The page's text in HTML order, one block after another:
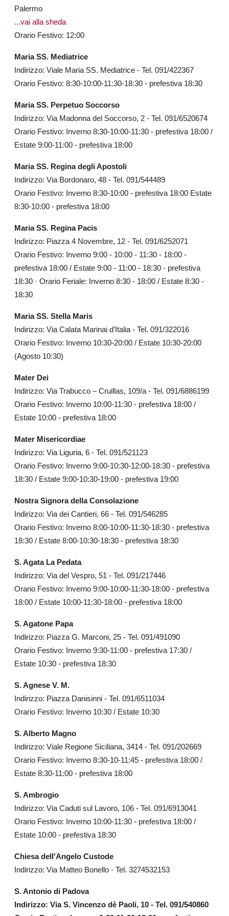
Palermo
...vai alla sheda
Orario Festivo: 12:00
Maria SS. Mediatrice
Indirizzo: Viale Maria SS. Mediatrice - Tel. 091/422367
Orario Festivo: 8:30-10:00-11:30-18:30 - prefestiva 18:30
Maria SS. Perpetuo Soccorso
Indirizzo: Via Madonna del Soccorso, 2 - Tel. 091/6520674
Orario Festivo: Inverno 8:30-10:00-11:30 - prefestiva 18:00 /
Estate 9:00-11:00 - prefestiva 18:00
Maria SS. Regina degli Apostoli
Indirizzo: Via Bordonaro, 48 - Tel. 091/544489
Orario Festivo: Inverno 8:30-10:00 - prefestiva 18:00 Estate
8:30-10:00 - prefestiva 18:00
Maria SS. Regina Pacis
Indirizzo: Piazza 4 Novembre, 12 - Tel. 091/6252071
Orario Festivo: Inverno 9:00 - 10:00 - 11:30 - 18:00 -
prefestiva 18:00 / Estate 9:00 - 11:00 - 18:30 - prefestiva
18:30 · Orario Feriale: Inverno 8:30 - 18:00 / Estate 8:30 -
18:30
Maria SS. Stella Maris
Indirizzo: Via Calata Marinai d’Italia - Tel. 091/322016
Orario Festivo: Inverno 10:30-20:00 / Estate 10:30-20:00
(Agosto 10:30)
Mater Dei
Indirizzo: Via Trabucco – Cruillas, 109/a - Tel. 091/6886199
Orario Festivo: Inverno 10:00-11:30 - prefestiva 18:00 /
Estate 10:00 - prefestiva 18:00
Mater Misericordiae
Indirizzo: Via Liguria, 6 - Tel. 091/521123
Orario Festivo: Inverno 9:00-10:30-12:00-18:30 - prefestiva
18:30 / Estate 9:00-10:30-19:00 - prefestiva 19:00
Nostra Signora della Consolazione
Indirizzo: Via dei Cantieri, 66 - Tel. 091/546285
Orario Festivo: Inverno 8:00-10:00-11:30-18:30 - prefestiva
18:30 / Estate 8:00-10:30-18:30 - prefestiva 18:30
S. Agata La Pedata
Indirizzo: Via del Vespro, 51 - Tel. 091/217446
Orario Festivo: Inverno 9:00-10:00-11:30-18:00 - prefestiva
18:00 / Estate 10:00-11:30-18:00 - prefestiva 18:00
S. Agatone Papa
Indirizzo: Piazza G. Marconi, 25 - Tel. 091/491090
Orario Festivo: Inverno 9:30-11:00 - prefestiva 17:30 /
Estate 10:30 - prefestiva 18:30
S. Agnese V. M.
Indirizzo: Piazza Danisinni - Tel. 091/6511034
Orario Festivo: Inverno 10:30 / Estate 10:30
S. Alberto Magno
Indirizzo: Viale Regione Siciliana, 3414 - Tel. 091/202669
Orario Festivo: Inverno 8:30-10-11:45 - prefestiva 18:00 /
Estate 8:30-11:00 - prefestiva 18:00
S. Ambrogio
Indirizzo: Via Caduti sul Lavoro, 106 - Tel. 091/6913041
Orario Festivo: Inverno 10:00-11:30 - prefestiva 18:00 /
Estate 10:00 - prefestiva 18:30
Chiesa dell'Angelo Custode
Indirizzo: Via Matteo Bonello - Tel. 3274532153
S. Antonio di Padova
Indirizzo: Via S. Vincenzo dè Paoli, 10 - Tel. 091/540860